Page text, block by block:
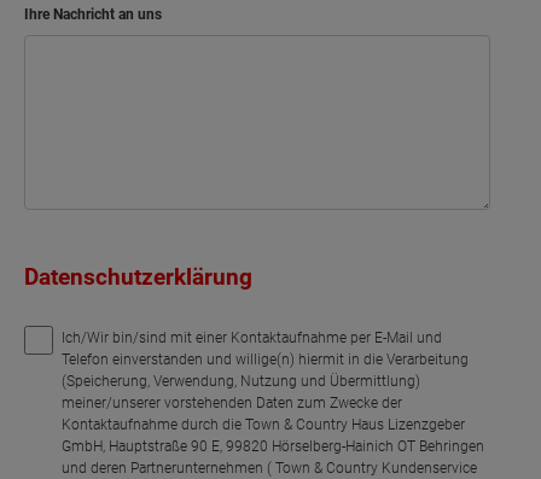
Ihre Nachricht an uns
Datenschutzerklärung
Ich/Wir bin/sind mit einer Kontaktaufnahme per E-Mail und
Telefon einverstanden und willige(n) hiermit in die Verarbeitung
(Speicherung, Verwendung, Nutzung und Übermittlung)
meiner/unserer vorstehenden Daten zum Zwecke der
Kontaktaufnahme durch die Town & Country Haus Lizenzgeber
GmbH, Hauptstraße 90 E, 99820 Hörselberg-Hainich OT Behringen
und deren Partnerunternehmen ( Town & Country Kundenservice